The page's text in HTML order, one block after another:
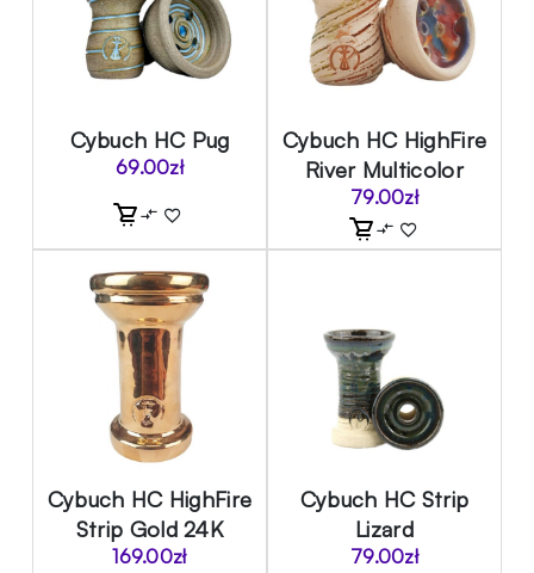
Cybuch HC Pug
69.00zł
Cybuch HC HighFire
River Multicolor
79.00zł
Cybuch HC HighFire
Strip Gold 24K
169.00zł
Cybuch HC Strip
Lizard
79.00zł